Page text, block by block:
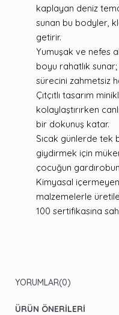
kaplayan deniz
sunan bu bodyler,
getirir.
Yumuşak ve nefes
boyu rahatlık
sürecini zahmetsiz
Çıtçıtlı tasarım
kolaylaştırırken
bir dokunuş katar.
Sıcak günlerde tek
giydirmek için
çocuğun
Kimyasal
malzemelerle
100 sertifikasına
YORUMLAR(0)
ÜRÜN ÖNERILERI